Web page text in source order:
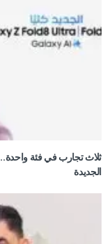
ثلاث تجارب في فئة
الجديدة